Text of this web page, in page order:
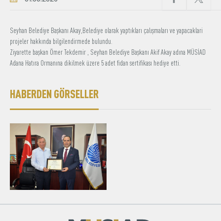
E-İşlemler
Seyhan Belediye Başkanı Akay,Belediye olarak yaptıkları çalışmaları ve yapacaklari
projeler hakkında bilgilendirmede bulundu.
Ziyarette başkan Ömer Tekdemir , Seyhan Belediye Başkanı Akif Akay adına MÜSİAD
Adana Hatıra Ormanına dikilmek üzere 5 adet fidan sertifikası hediye etti.
HABERDEN GÖRSELLER